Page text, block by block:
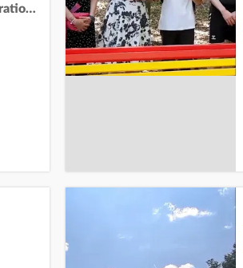
Auto-Anschlag auf Demonstration in München: